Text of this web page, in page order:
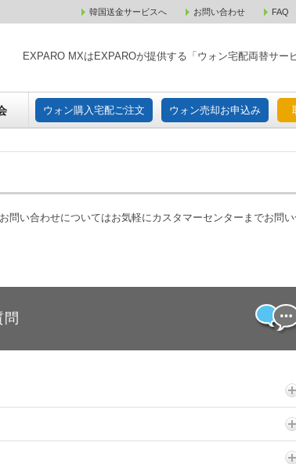
韓国送金サービスへ お問い合わせ FAQ
EXPARO MXはEXPAROが提供する「ウォン宅配両替サー
ウォン購入宅配ご注文 ウォン売却お申込み
ウォン購入宅配ご注文 ウォン売却お申込み
問い合わせについてはお気軽にカスタマーセンターまでお問